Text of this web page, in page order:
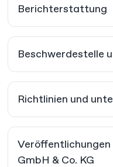
Berichterstattung
Beschwerdestelle
Richtlinien und
GmbH & Co. KG